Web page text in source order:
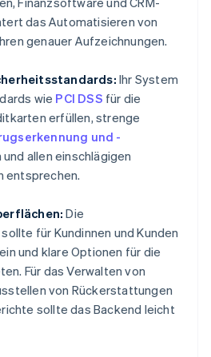
das Automatisieren von
genauer Aufzeichnungen.
Ihr System
wie PCI DSS für die
erfüllen, strenge
und -
allen einschlägigen
entsprechen.
Die
für Kundinnen und Kunden
und klare Optionen für die
Für das Verwalten von
von Rückerstattungen
sollte das Backend leicht